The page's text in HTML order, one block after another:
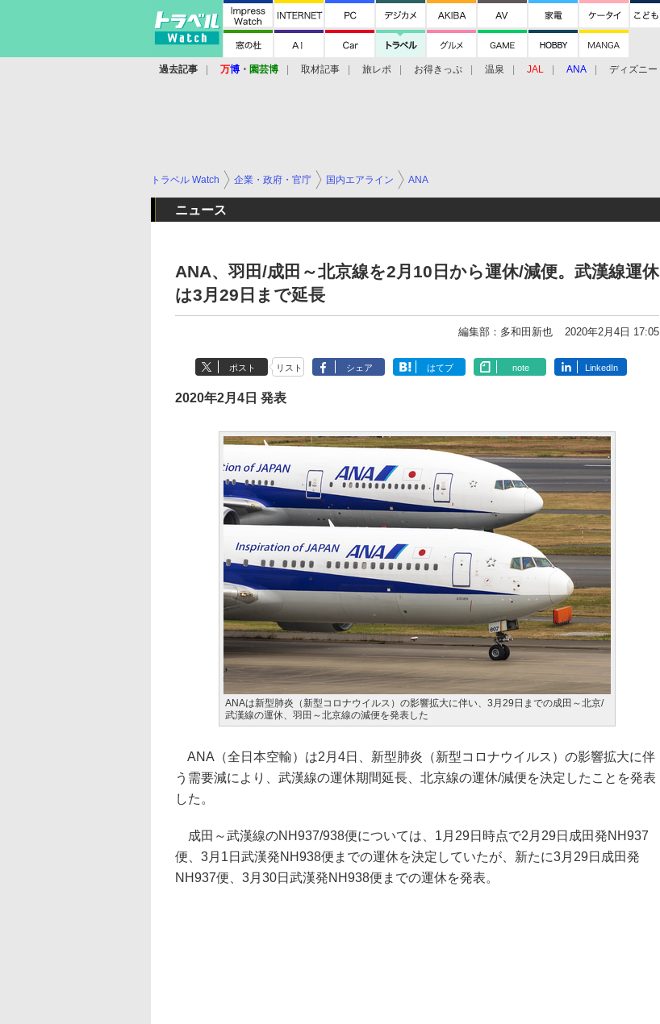
過去記事 万博 ・ 園芸博 取材記事 旅レポ お得きっぷ 温泉 JAL ANA ディズニー
トラベル Watch 企業・政府・官庁 国内エアライン ANA
ニュース
ANA、羽田/成田～北京線を2月10日から運休/減便。武漢線運休
は3月29日まで延長
編集部：多和田新也 2020年2月4日 17:05
ポスト リスト シェア はてブ note LinkedIn
2020年2月4日 発表
ANAは新型肺炎（新型コロナウイルス）の影響拡大に伴い、3月29日までの成田～北京/
武漢線の運休、羽田～北京線の減便を発表した
ANA（全日本空輸）は2月4日、新型肺炎（新型コロナウイルス）の影響拡大に伴
う需要減により、武漢線の運休期間延長、北京線の運休/減便を決定したことを発表
した。
成田～武漢線のNH937/938便については、1月29日時点で2月29日成田発NH937
便、3月1日武漢発NH938便までの運休を決定していたが、新たに3月29日成田発
NH937便、3月30日武漢発NH938便までの運休を発表。